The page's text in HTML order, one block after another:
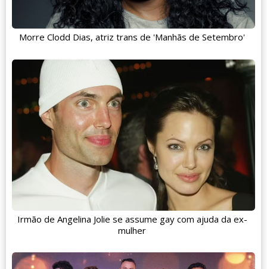
Morre Clodd Dias, atriz trans de 'Manhãs de Setembro'
Irmão de Angelina Jolie se assume gay com ajuda da ex-
mulher